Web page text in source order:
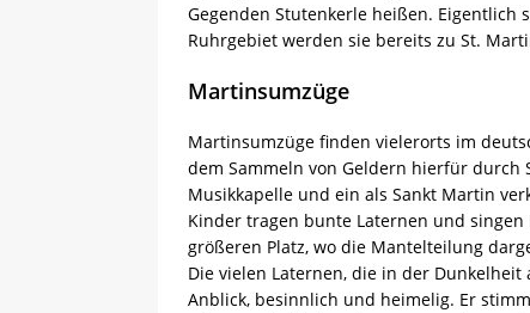
Gegenden Stutenkerle heißen. Eigentlich
Ruhrgebiet werden sie bereits zu St.
Martinsumzüge
Martinsumzüge finden vielerorts im
dem Sammeln von Geldern hierfür durch
Musikkapelle und ein als Sankt Martin
Kinder tragen bunte Laternen und
größeren Platz, wo die Mantelteilung
Die vielen Laternen, die in der
Anblick, besinnlich und heimelig. Er